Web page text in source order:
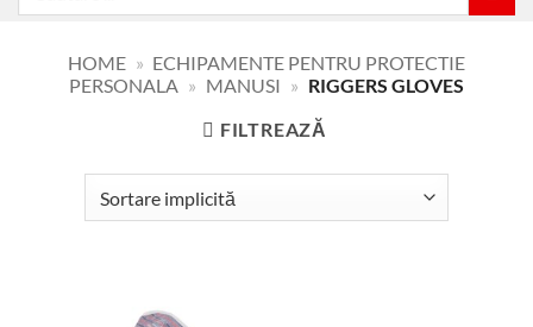
HOME » ECHIPAMENTE PENTRU PROTECTIE
PERSONALA » MANUSI » RIGGERS GLOVES
FILTREAZĂ